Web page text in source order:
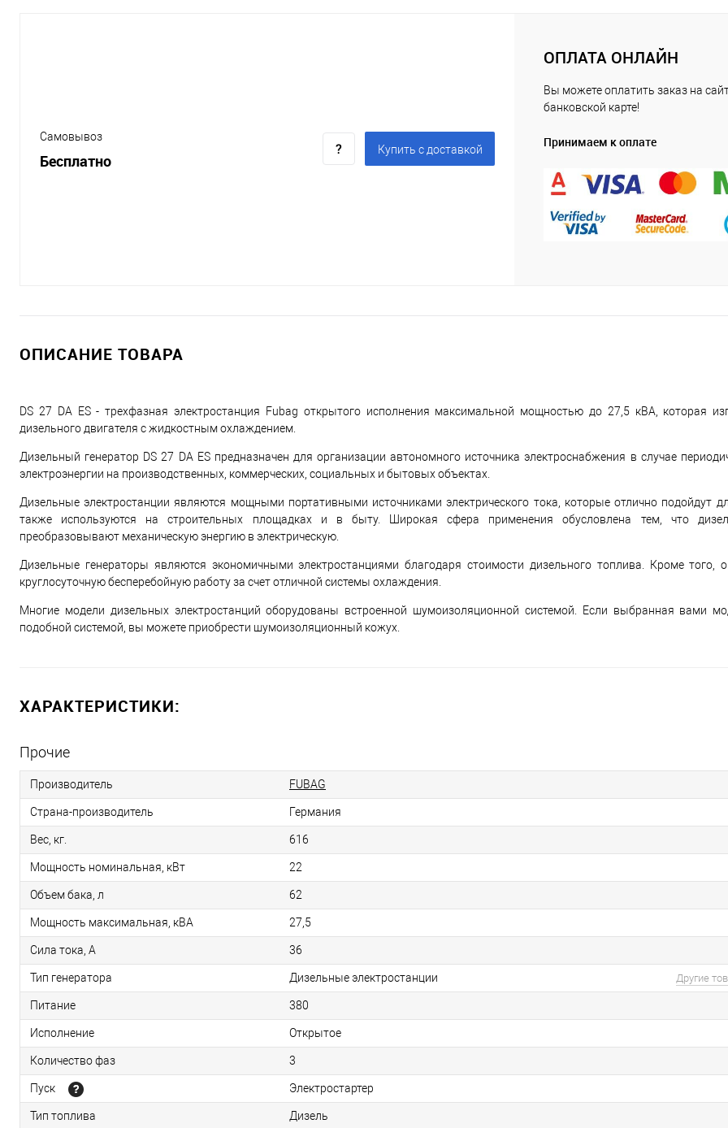
Самовывоз
Бесплатно
Купить c доставкой
ОПЛАТА ОНЛАЙН
Вы можете оплатить заказ на
банковской карте!
Принимаем к оплате
ОПИСАНИЕ ТОВАРА
DS 27 DA ES - трехфазная электростанция Fubag открытого исполнения максимальной мощностью до 27,5 кВА, которая
дизельного двигателя с жидкостным охлаждением.
Дизельный генератор DS 27 DA ES предназначен для организации автономного источника электроснабжения в случае
электроэнергии на производственных, коммерческих, социальных и бытовых объектах.
Дизельные электростанции являются мощными портативными источниками электрического тока, которые отлично подойдут
также используются на строительных площадках и в быту. Широкая сфера применения обусловлена тем, что
преобразовывают механическую энергию в электрическую.
Дизельные генераторы являются экономичными электростанциями благодаря стоимости дизельного топлива. Кроме того,
круглосуточную бесперебойную работу за счет отличной системы охлаждения.
Многие модели дизельных электростанций оборудованы встроенной шумоизоляционной системой. Если выбранная вами
подобной системой, вы можете приобрести шумоизоляционный кожух.
ХАРАКТЕРИСТИКИ:
Прочие
Производитель FUBAG
Страна-производитель Германия
Вес, кг. 616
Мощность номинальная, кВт 22
Объем бака, л 62
Мощность максимальная, кВА 27,5
Сила тока, А 36
Тип генератора Дизельные электростанции Другие
Питание 380
Исполнение Открытое
Количество фаз 3
Пуск Электростартер
Тип топлива Дизель